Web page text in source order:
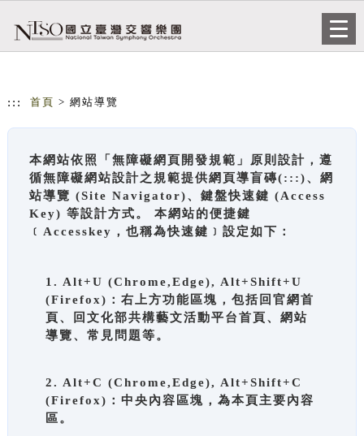
::: 首頁 > 網站導覽
本網站依照「無障礙網頁開發規範」原則設計，遵
循無障礙網站設計之規範提供網頁導盲磚(:::)、網
站導覽 (Site Navigator)、鍵盤快速鍵 (Access
Key) 等設計方式。 本網站的便捷鍵
﹝Accesskey，也稱為快速鍵﹞設定如下：
1. Alt+U (Chrome,Edge), Alt+Shift+U
(Firefox)：右上方功能區塊，包括回官網首
頁、回文化部共構藝文活動平台首頁、網站
導覽、常見問題等。
2. Alt+C (Chrome,Edge), Alt+Shift+C
(Firefox)：中央內容區塊，為本頁主要內容
區。